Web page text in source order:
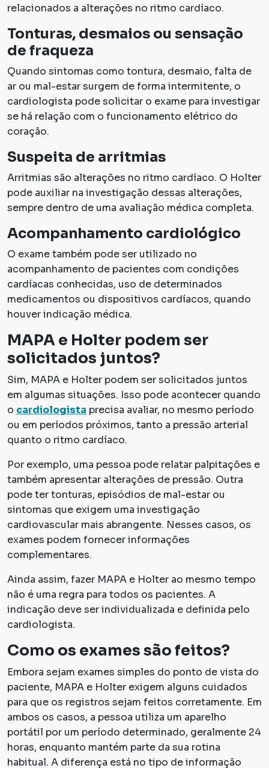
relacionados a alterações no ritmo cardíaco.
Tonturas, desmaios ou sensação
de fraqueza
Quando sintomas como tontura, desmaio, falta de
ar ou mal-estar surgem de forma intermitente, o
cardiologista pode solicitar o exame para investigar
se há relação com o funcionamento elétrico do
coração.
Suspeita de arritmias
Arritmias são alterações no ritmo cardíaco. O Holter
pode auxiliar na investigação dessas alterações,
sempre dentro de uma avaliação médica completa.
Acompanhamento cardiológico
O exame também pode ser utilizado no
acompanhamento de pacientes com condições
cardíacas conhecidas, uso de determinados
medicamentos ou dispositivos cardíacos, quando
houver indicação médica.
MAPA e Holter podem ser
solicitados juntos?
Sim, MAPA e Holter podem ser solicitados juntos
em algumas situações. Isso pode acontecer quando
o cardiologista precisa avaliar, no mesmo período
ou em períodos próximos, tanto a pressão arterial
quanto o ritmo cardíaco.
Por exemplo, uma pessoa pode relatar palpitações e
também apresentar alterações de pressão. Outra
pode ter tonturas, episódios de mal-estar ou
sintomas que exigem uma investigação
cardiovascular mais abrangente. Nesses casos, os
exames podem fornecer informações
complementares.
Ainda assim, fazer MAPA e Holter ao mesmo tempo
não é uma regra para todos os pacientes. A
indicação deve ser individualizada e definida pelo
cardiologista.
Como os exames são feitos?
Embora sejam exames simples do ponto de vista do
paciente, MAPA e Holter exigem alguns cuidados
para que os registros sejam feitos corretamente. Em
ambos os casos, a pessoa utiliza um aparelho
portátil por um período determinado, geralmente 24
horas, enquanto mantém parte da sua rotina
habitual. A diferença está no tipo de informação